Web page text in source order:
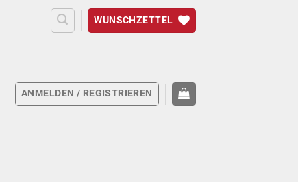
WUNSCHZETTEL
ANMELDEN / REGISTRIEREN